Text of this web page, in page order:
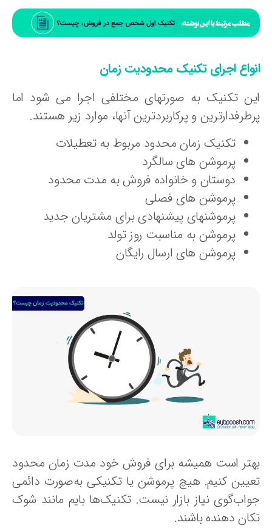
اجرای تکنیک محدودیت زمان
تکنیک به صورتهای مختلفی اجرا می شود اما
و پرکاربردترین آنها، موارد زیر هستند.
تکنیک زمان محدود مربوط به تعطیلات
پرموشن های سالگرد
دوستان و خانواده فروش به مدت محدود
پرموشن های فصلی
پرموشنهای پیشنهادی برای مشتریان جدید
پرموشن به مناسبت روز تولد
پرموشن های ارسال رایگان
است همیشه برای فروش خود مدت زمان محدود
کنیم. هیچ پرموشن یا تکنیکی به‌صورت دائمی
نیاز بازار نیست. تکنیک‌ها بایم مانند شوک
دهنده باشند.